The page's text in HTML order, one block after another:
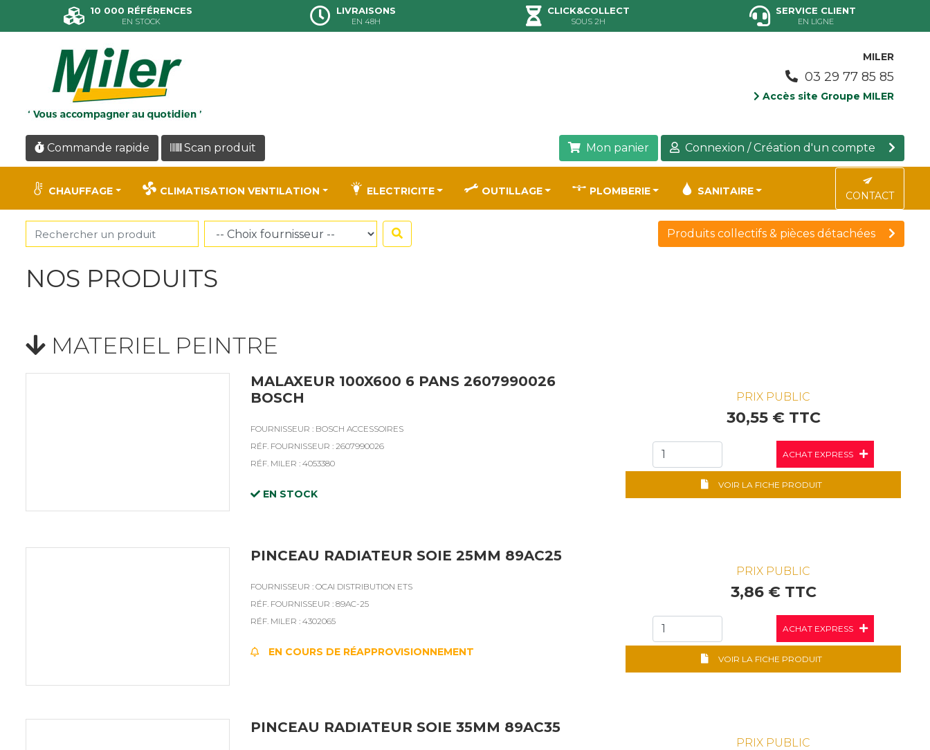
10 000 RÉFÉRENCES
EN STOCK
LIVRAISONS
EN 48H
CLICK&COLLECT
SOUS 2H
SERVICE CLIENT
EN LIGNE
MILER
03 29 77 85 85
Accès site Groupe MILER
Commande rapide Scan produit Mon panier Connexion / Création d'un compte
CHAUFFAGE CLIMATISATION VENTILATION ELECTRICITE OUTILLAGE PLOMBERIE SANITAIRE CONTACT
Produits collectifs & pièces détachées
NOS PRODUITS
MATERIEL PEINTRE
MALAXEUR 100X600 6 PANS 2607990026
BOSCH
FOURNISSEUR : BOSCH ACCESSOIRES
RÉF. FOURNISSEUR : 2607990026
RÉF. MILER : 4053380
EN STOCK
PRIX PUBLIC
30,55 € TTC
ACHAT EXPRESS
VOIR LA FICHE PRODUIT
PINCEAU RADIATEUR SOIE 25MM 89AC25
FOURNISSEUR : OCAI DISTRIBUTION ETS
RÉF. FOURNISSEUR : 89AC-25
RÉF. MILER : 4302065
EN COURS DE RÉAPPROVISIONNEMENT
PRIX PUBLIC
3,86 € TTC
ACHAT EXPRESS
VOIR LA FICHE PRODUIT
PINCEAU RADIATEUR SOIE 35MM 89AC35
PRIX PUBLIC
Panneau de gestion des cookies